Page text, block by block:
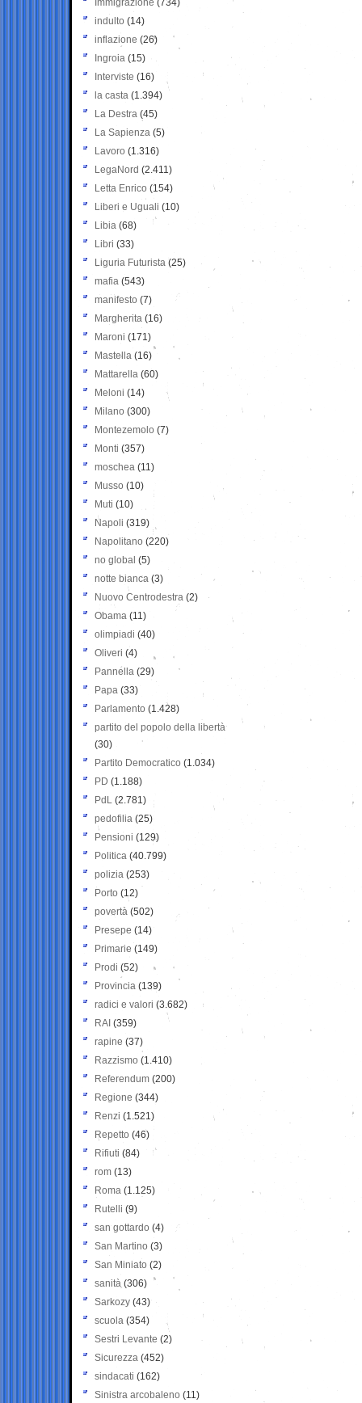
Immigrazione (734)
indulto (14)
inflazione (26)
Ingroia (15)
Interviste (16)
la casta (1.394)
La Destra (45)
La Sapienza (5)
Lavoro (1.316)
LegaNord (2.411)
Letta Enrico (154)
Liberi e Uguali (10)
Libia (68)
Libri (33)
Liguria Futurista (25)
mafia (543)
manifesto (7)
Margherita (16)
Maroni (171)
Mastella (16)
Mattarella (60)
Meloni (14)
Milano (300)
Montezemolo (7)
Monti (357)
moschea (11)
Musso (10)
Muti (10)
Napoli (319)
Napolitano (220)
no global (5)
notte bianca (3)
Nuovo Centrodestra (2)
Obama (11)
olimpiadi (40)
Oliveri (4)
Pannella (29)
Papa (33)
Parlamento (1.428)
partito del popolo della libertà
(30)
Partito Democratico (1.034)
PD (1.188)
PdL (2.781)
pedofilia (25)
Pensioni (129)
Politica (40.799)
polizia (253)
Porto (12)
povertà (502)
Presepe (14)
Primarie (149)
Prodi (52)
Provincia (139)
radici e valori (3.682)
RAI (359)
rapine (37)
Razzismo (1.410)
Referendum (200)
Regione (344)
Renzi (1.521)
Repetto (46)
Rifiuti (84)
rom (13)
Roma (1.125)
Rutelli (9)
san gottardo (4)
San Martino (3)
San Miniato (2)
sanità (306)
Sarkozy (43)
scuola (354)
Sestri Levante (2)
Sicurezza (452)
sindacati (162)
Sinistra arcobaleno (11)